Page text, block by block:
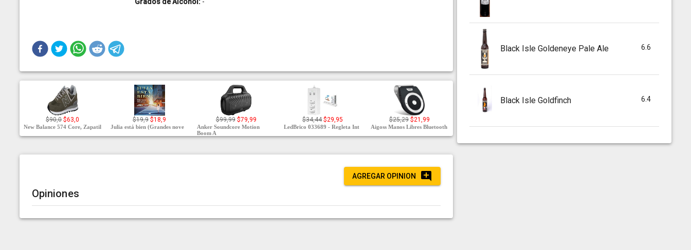
Grados de Alcohol: -
$90,0 $63,0
New Balance 574 Core, Zapatil
$19,9 $18,9
Julia está bien (Grandes nove
$99,99 $79,99
Anker Soundcore Motion
Boom A
$34,44 $29,95
LedBrico 033689 - Regleta Int
$25,29 $21,99
Aigoss Manos Libres Bluetooth
AGREGAR OPINION
Opiniones
Black Isle Goldeneye Pale Ale 6.6
Black Isle Goldfinch 6.4